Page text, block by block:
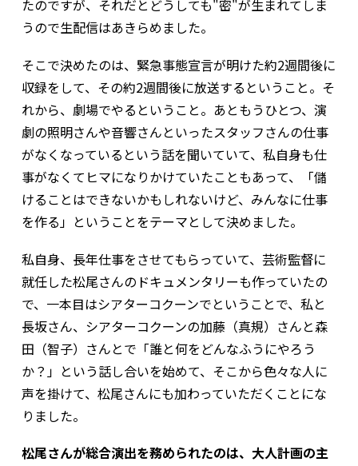
たのですが、それだとどうしても"密"が生まれてしま
うので生配信はあきらめました。
そこで決めたのは、緊急事態宣言が明けた約2週間後に
収録をして、その約2週間後に放送するということ。そ
れから、劇場でやるということ。あともうひとつ、演
劇の照明さんや音響さんといったスタッフさんの仕事
がなくなっているという話を聞いていて、私自身も仕
事がなくてヒマになりかけていたこともあって、「儲
けることはできないかもしれないけど、みんなに仕事
を作る」ということをテーマとして決めました。
私自身、長年仕事をさせてもらっていて、芸術監督に
就任した松尾さんのドキュメンタリーも作っていたの
で、一本目はシアターコクーンでということで、私と
長坂さん、シアターコクーンの加藤（真規）さんと森
田（智子）さんとで「誰と何をどんなふうにやろう
か？」という話し合いを始めて、そこから色々な人に
声を掛けて、松尾さんにも加わっていただくことにな
りました。
――松尾さんが総合演出を務められたのは、大人計画の主